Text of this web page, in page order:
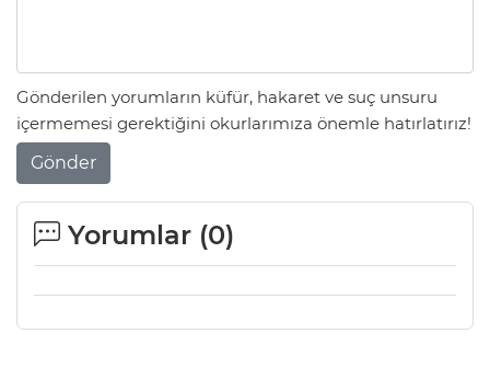
Gönderilen yorumların küfür, hakaret ve suç unsuru
içermemesi gerektiğini okurlarımıza önemle hatırlatırız!
Gönder
Yorumlar (0)